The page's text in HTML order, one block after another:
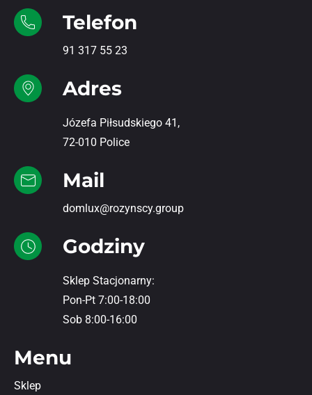
Telefon
91 317 55 23
Adres
Józefa Piłsudskiego 41,
72-010 Police
Mail
domlux@rozynscy.group
Godziny
Sklep Stacjonarny:
Pon-Pt 7:00-18:00
Sob 8:00-16:00
Menu
Sklep